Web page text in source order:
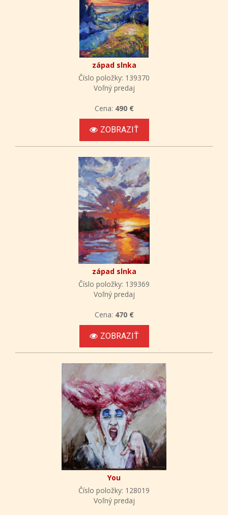
západ slnka
Číslo položky: 139370
Voľný predaj
Cena: 490 €
ZOBRAZIŤ
západ slnka
Číslo položky: 139369
Voľný predaj
Cena: 470 €
ZOBRAZIŤ
You
Číslo položky: 128019
Voľný predaj